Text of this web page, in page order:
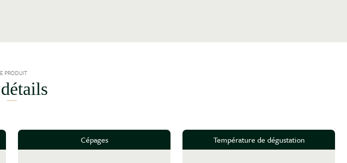
PRODUIT
Cépages Température de dégustation